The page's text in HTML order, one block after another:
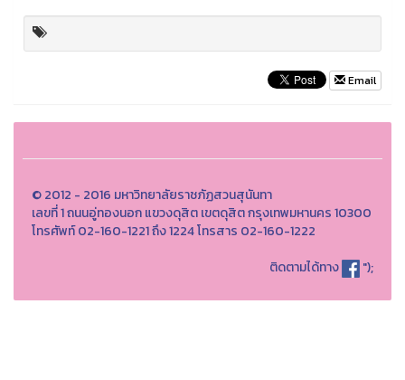
Email
© 2012 - 2016 มหาวิทยาลัยราชภัฏสวนสุนันทา
เลขที่ 1 ถนนอู่ทองนอก แขวงดุสิต เขตดุสิต กรุงเทพมหานคร 10300
โทรศัพท์ 02-160-1221 ถึง 1224 โทรสาร 02-160-1222
ติดตามได้ทาง
");